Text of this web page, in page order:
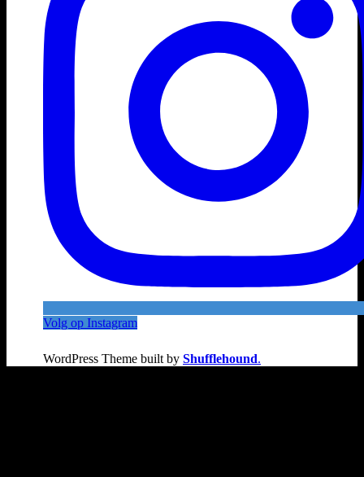
Volg op Instagram
WordPress Theme built by Shufflehound.